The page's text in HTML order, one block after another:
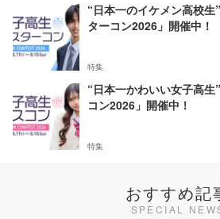
“日本一のイケメン高校
ターコン2026」開催中！
特集
“日本一かわいい女子高
コン2026」開催中！
特集
おすすめ記
SPECIAL